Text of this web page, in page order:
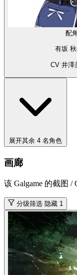
配角
有坂
CV 井澤
展开其余 4 名角色
画廊
该 Galgame 的截图 /
分级筛选隐藏 1